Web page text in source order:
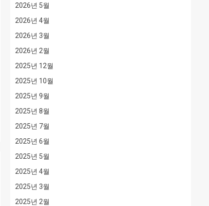
2026년 5월
2026년 4월
2026년 3월
2026년 2월
2025년 12월
2025년 10월
2025년 9월
2025년 8월
2025년 7월
2025년 6월
2025년 5월
2025년 4월
2025년 3월
2025년 2월